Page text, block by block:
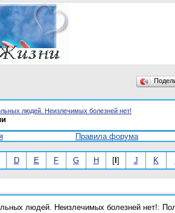
людей. Неизлечимых болезней нет!
Правила форума
D E F G H [ ] J K
людей. Неизлечимых болезней нет!: